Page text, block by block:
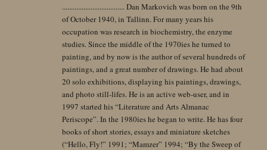
................................... Dan Markovich was born on the 9th
of October 1940, in Tallinn. For many years his
occupation was research in biochemistry, the enzyme
studies. Since the middle of the 1970ies he turned to
painting, and by now is the author of several hundreds of
paintings, and a great number of drawings. He had about
20 solo exhibitions, displaying his paintings, drawings,
and photo still-lifes. He is an active web-user, and in
1997 started his “Literature and Arts Almanac
Periscope”. In the 1980ies he began to write. He has four
books of short stories, essays and miniature sketches
(“Hello, Fly!” 1991; “Mamzer” 1994; “By the Sweep of